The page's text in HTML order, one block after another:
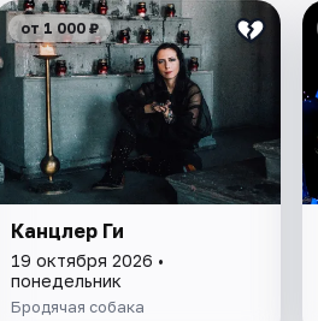
от 1 000 ₽
Канцлер Ги
19 октября 2026 •
понедельник
Бродячая собака